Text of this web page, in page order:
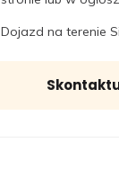
Dojazd na terenie